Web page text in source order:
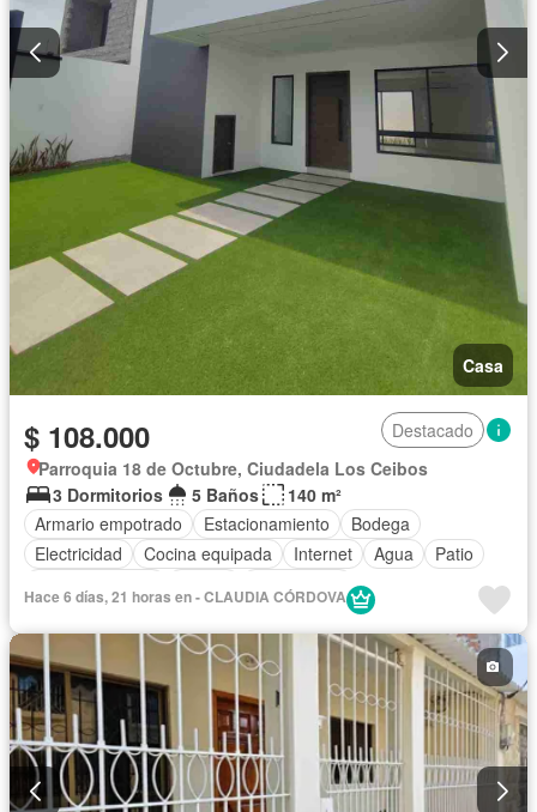
Casa
$ 108.000
Destacado
Parroquia 18 de Octubre, Ciudadela Los Ceibos
3 Dormitorios
5 Baños
140 m²
Armario empotrado
Estacionamiento
Bodega
Electricidad
Cocina equipada Internet Agua
Patio
Sin amoblar
Hace 6 días, 21 horas en - CLAUDIA CÓRDOVA